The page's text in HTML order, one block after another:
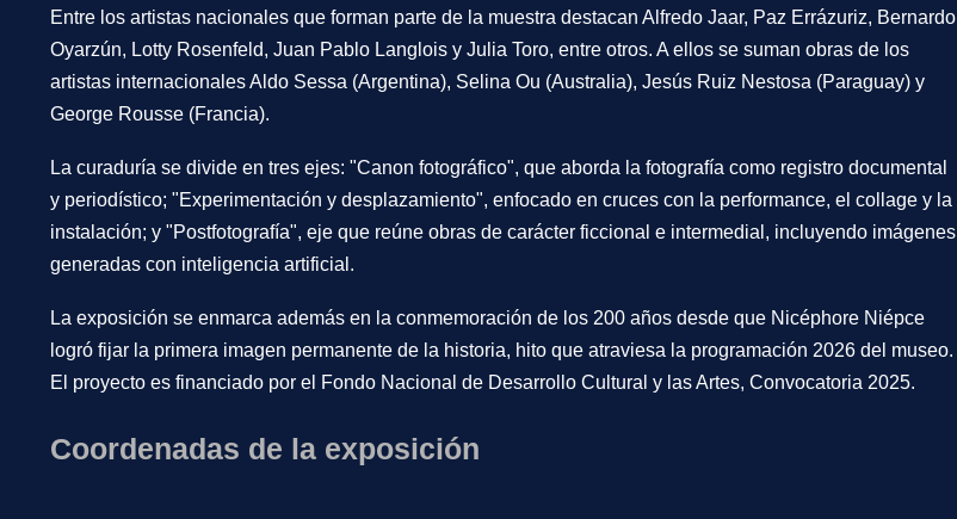
Entre los artistas nacionales que forman parte de la muestra destacan Alfredo Jaar, Paz Errázuriz, Bernardo
Oyarzún, Lotty Rosenfeld, Juan Pablo Langlois y Julia Toro, entre otros. A ellos se suman obras de los
artistas internacionales Aldo Sessa (Argentina), Selina Ou (Australia), Jesús Ruiz Nestosa (Paraguay) y
George Rousse (Francia).
La curaduría se divide en tres ejes: "Canon fotográfico", que aborda la fotografía como registro documental
y periodístico; "Experimentación y desplazamiento", enfocado en cruces con la performance, el collage y la
instalación; y "Postfotografía", eje que reúne obras de carácter ficcional e intermedial, incluyendo imágenes
generadas con inteligencia artificial.
La exposición se enmarca además en la conmemoración de los 200 años desde que Nicéphore Niépce
logró fijar la primera imagen permanente de la historia, hito que atraviesa la programación 2026 del museo.
El proyecto es financiado por el Fondo Nacional de Desarrollo Cultural y las Artes, Convocatoria 2025.
Coordenadas de la exposición